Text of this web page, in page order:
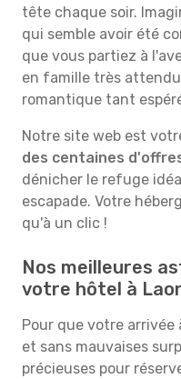
tête chaque soir.
qui semble avoir été
que vous partiez à
en famille très
romantique tant
Notre site web est
des centaines
dénicher le refuge
escapade. Votre
qu'à un clic !
Nos meilleures
votre hôtel à
Pour que votre arrivée
et sans mauvaises
précieuses pour